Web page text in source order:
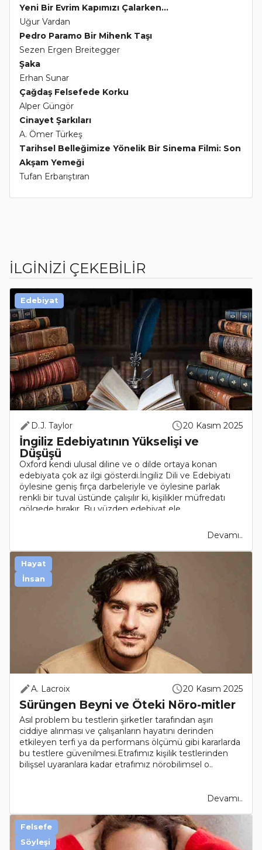
Yeni Bir Evrim Kapımızı Çalarken...
Uğur Vardan
Pedro Paramo Bir Mihenk Taşı
Sezen Ergen Breitegger
Şaka
Erhan Sunar
Çağdaş Felsefede Korku
Alper Güngör
Cinayet Şarkıları
A. Ömer Türkeş
Tarihsel Belleğimize Yönelik Bir Sinema Filmi: Son
Akşam Yemeği
Tufan Erbarıştıran
İLGİNİZİ ÇEKEBİLİR
D.J. Taylor 20 Kasım 2025
İngiliz Edebiyatının Yükselişi ve
Düşüşü
Oxford kendi ulusal diline ve o dilde ortaya konan
edebiyata çok az ilgi gösterdi.İngiliz Dili ve Edebiyatı
öylesine geniş fırça darbeleriyle ve öylesine parlak
renkli bir tuval üstünde çalışılır ki, kişilikler müfredatı
gölgede bırakır. Bu yüzden edebiyat ele..
Devamı..
Edebiyat
A. Lacroix 20 Kasım 2025
Sürüngen Beyni ve Öteki Nöro-mitler
Asıl problem bu testlerin şirketler tarafından aşırı
ciddiye alınması ve çalışanların hayatını derinden
etkileyen terfi ya da performans ölçümü gibi kararlarda
bu testlere güvenilmesi.Etrafımız kişilik testlerinden
bilişsel uyaranlara kadar etrafımız nörobilimsel o..
Devamı..
Hayat
İnsan
Felsefe
Söyleşi